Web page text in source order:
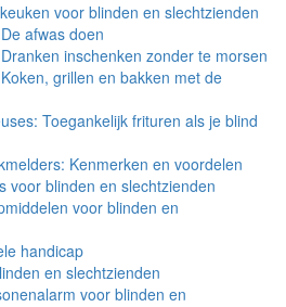
voor blinden en slechtzienden
afwas doen
inschenken zonder te morsen
grillen en bakken met de
Toegankelijk frituren als je blind
Kenmerken en voordelen
voor blinden en slechtzienden
voor blinden en
handicap
en slechtzienden
voor blinden en